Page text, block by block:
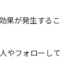
果が発生するこ
やフォローして